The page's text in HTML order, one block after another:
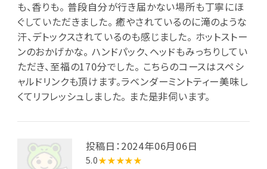
も、香りも。 普段自分が行き届かない場所も丁寧にほ
ぐしていただきました。 癒やされているのに滝のような
汗、デトックスされているのも感じました。 ホットストー
ンのおかげかな。 ハンドパック、ヘッドもみっちりしてい
ただき、至福の170分でした。 こちらのコースはスペシ
ャルドリンクも頂けます。ラベンダーミントティー美味し
くてリフレッシュしました。 また是非伺います。
投稿日：2024年06月06日
5.0★★★★★